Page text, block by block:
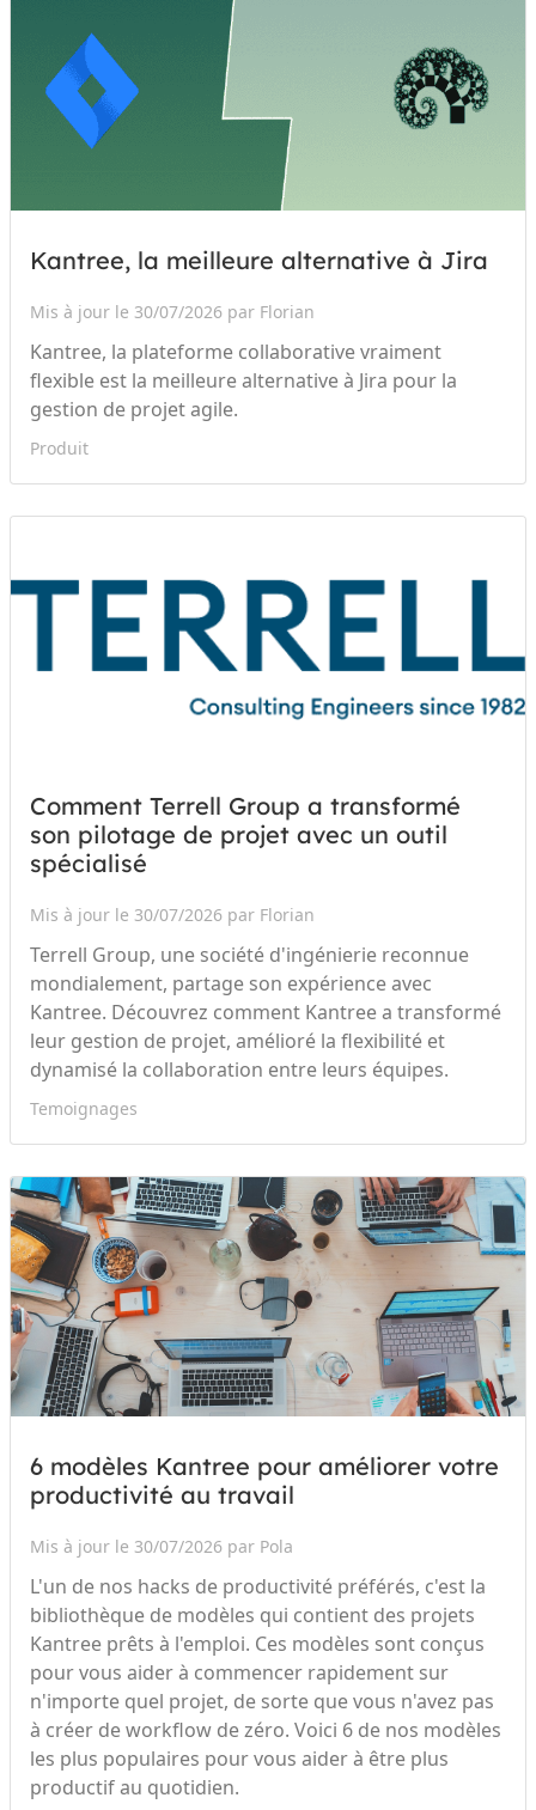
Kantree, la meilleure alternative à Jira
Mis à jour le 30/07/2026 par Florian
Kantree, la plateforme collaborative vraiment
flexible est la meilleure alternative à Jira pour la
gestion de projet agile.
Produit
Comment Terrell Group a transformé
son pilotage de projet avec un outil
spécialisé
Mis à jour le 30/07/2026 par Florian
Terrell Group, une société d'ingénierie reconnue
mondialement, partage son expérience avec
Kantree. Découvrez comment Kantree a transformé
leur gestion de projet, amélioré la flexibilité et
dynamisé la collaboration entre leurs équipes.
Temoignages
6 modèles Kantree pour améliorer votre
productivité au travail
Mis à jour le 30/07/2026 par Pola
L'un de nos hacks de productivité préférés, c'est la
bibliothèque de modèles qui contient des projets
Kantree prêts à l'emploi. Ces modèles sont conçus
pour vous aider à commencer rapidement sur
n'importe quel projet, de sorte que vous n'avez pas
à créer de workflow de zéro. Voici 6 de nos modèles
les plus populaires pour vous aider à être plus
productif au quotidien.